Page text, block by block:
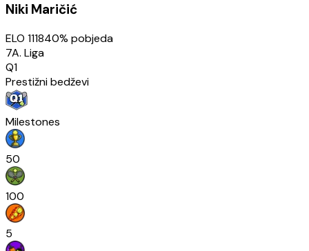
Niki Maričić
ELO 111840% pobjeda
7A. Liga
Q1
Prestižni bedževi
Milestones
50
100
5